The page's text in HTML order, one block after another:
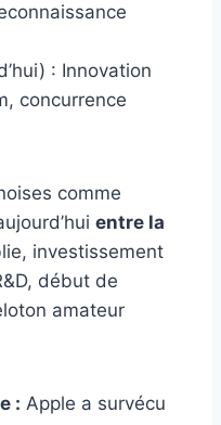
: Innovation
concurrence
comme
entre la
investissement
début de
amateur
: Apple a survécu